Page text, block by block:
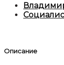
Описание